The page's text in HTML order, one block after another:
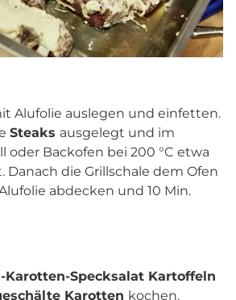
Alufolie auslegen und einfetten.
Steaks ausgelegt und im
oder Backofen bei 200 °C etwa
Danach die Grillschale dem Ofen
abdecken und 10 Min.
Karotten-Specksalat Kartoffeln
Karotten kochen.